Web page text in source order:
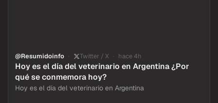
@Resumidoinfo Twitter / X hace 4h
Hoy es el día del veterinario en Argentina ¿Por
qué se conmemora hoy?
Hoy es el día del veterinario en Argentina